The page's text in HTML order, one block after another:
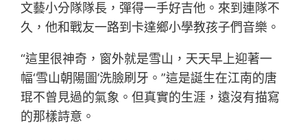
文藝小分隊隊長，彈得一手好吉他。來到連隊不
久，他和戰友一路到卡達鄉小學教孩子們音樂。
“這里很神奇，窗外就是雪山，天天早上迎著一
幅‘雪山朝陽圖’洗臉刷牙。”這是誕生在江南的唐
琨不曾見過的氣象。但真實的生涯，遠沒有描寫
的那樣詩意。